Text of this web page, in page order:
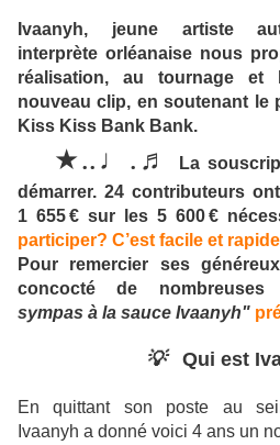
Ivaanyh, jeune artiste
interprète orléanaise nous
réalisation, au tournage
nouveau clip, en soutenant le
Kiss Kiss Bank Bank.
★.. ♩ . ♬
La
démarrer. 24 contributeurs
1 655 € sur les 5 600 €
participer? C’est facile et
Pour remercier ses
concocté de nombreuses
sympas à la sauce Ivaanyh"
💡Qui est
En quittant son poste au
Ivaanyh a donné voici 4 ans un